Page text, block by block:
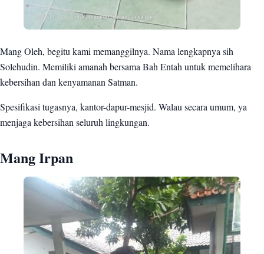
Mang Oleh, begitu kami memanggilnya. Nama lengkapnya sih
Solehudin. Memiliki amanah bersama Bah Entah untuk memelihara
kebersihan dan kenyamanan Satman.
Spesifikasi tugasnya, kantor-dapur-mesjid. Walau secara umum, ya
menjaga kebersihan seluruh lingkungan.
Mang Irpan